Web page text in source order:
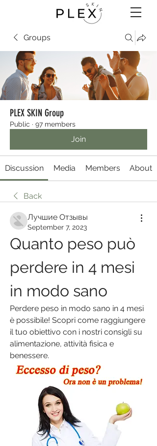
Groups
PLEX SKIN Group
Public · 97 members
Join
Discussion Media Members About
Back
Лучшие Отзывы
September 7, 2023
Quanto peso può
perdere in 4 mesi
in modo sano
Perdere peso in modo sano in 4 mesi
è possibile! Scopri come raggiungere
il tuo obiettivo con i nostri consigli su
alimentazione, attività fisica e
benessere.